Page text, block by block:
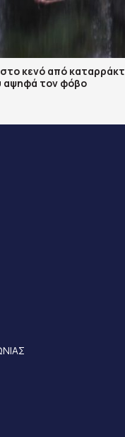
κενό από
αψηφά τον φόβο